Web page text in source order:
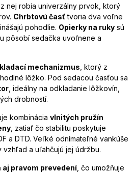
z nej robia univerzálny prvok, ktorý
Chrbtovú časťtvoria dva voľne
pohodlie. Opierky na ruky sú
pôsobí sedačka uvoľnene a
mechanizmus , ktorý z
lôžko. Pod sedacou časťou sa
, ideálny na odkladanie lôžkovín,
drobností.
kombinácia vlnitých pružín
, zatiaľ čo stabilitu poskytuje
a DTD. Veľké odnímateľné vankúše
a uľahčujú jej údržbu.
aj pravom prevedení , čo umožňuje